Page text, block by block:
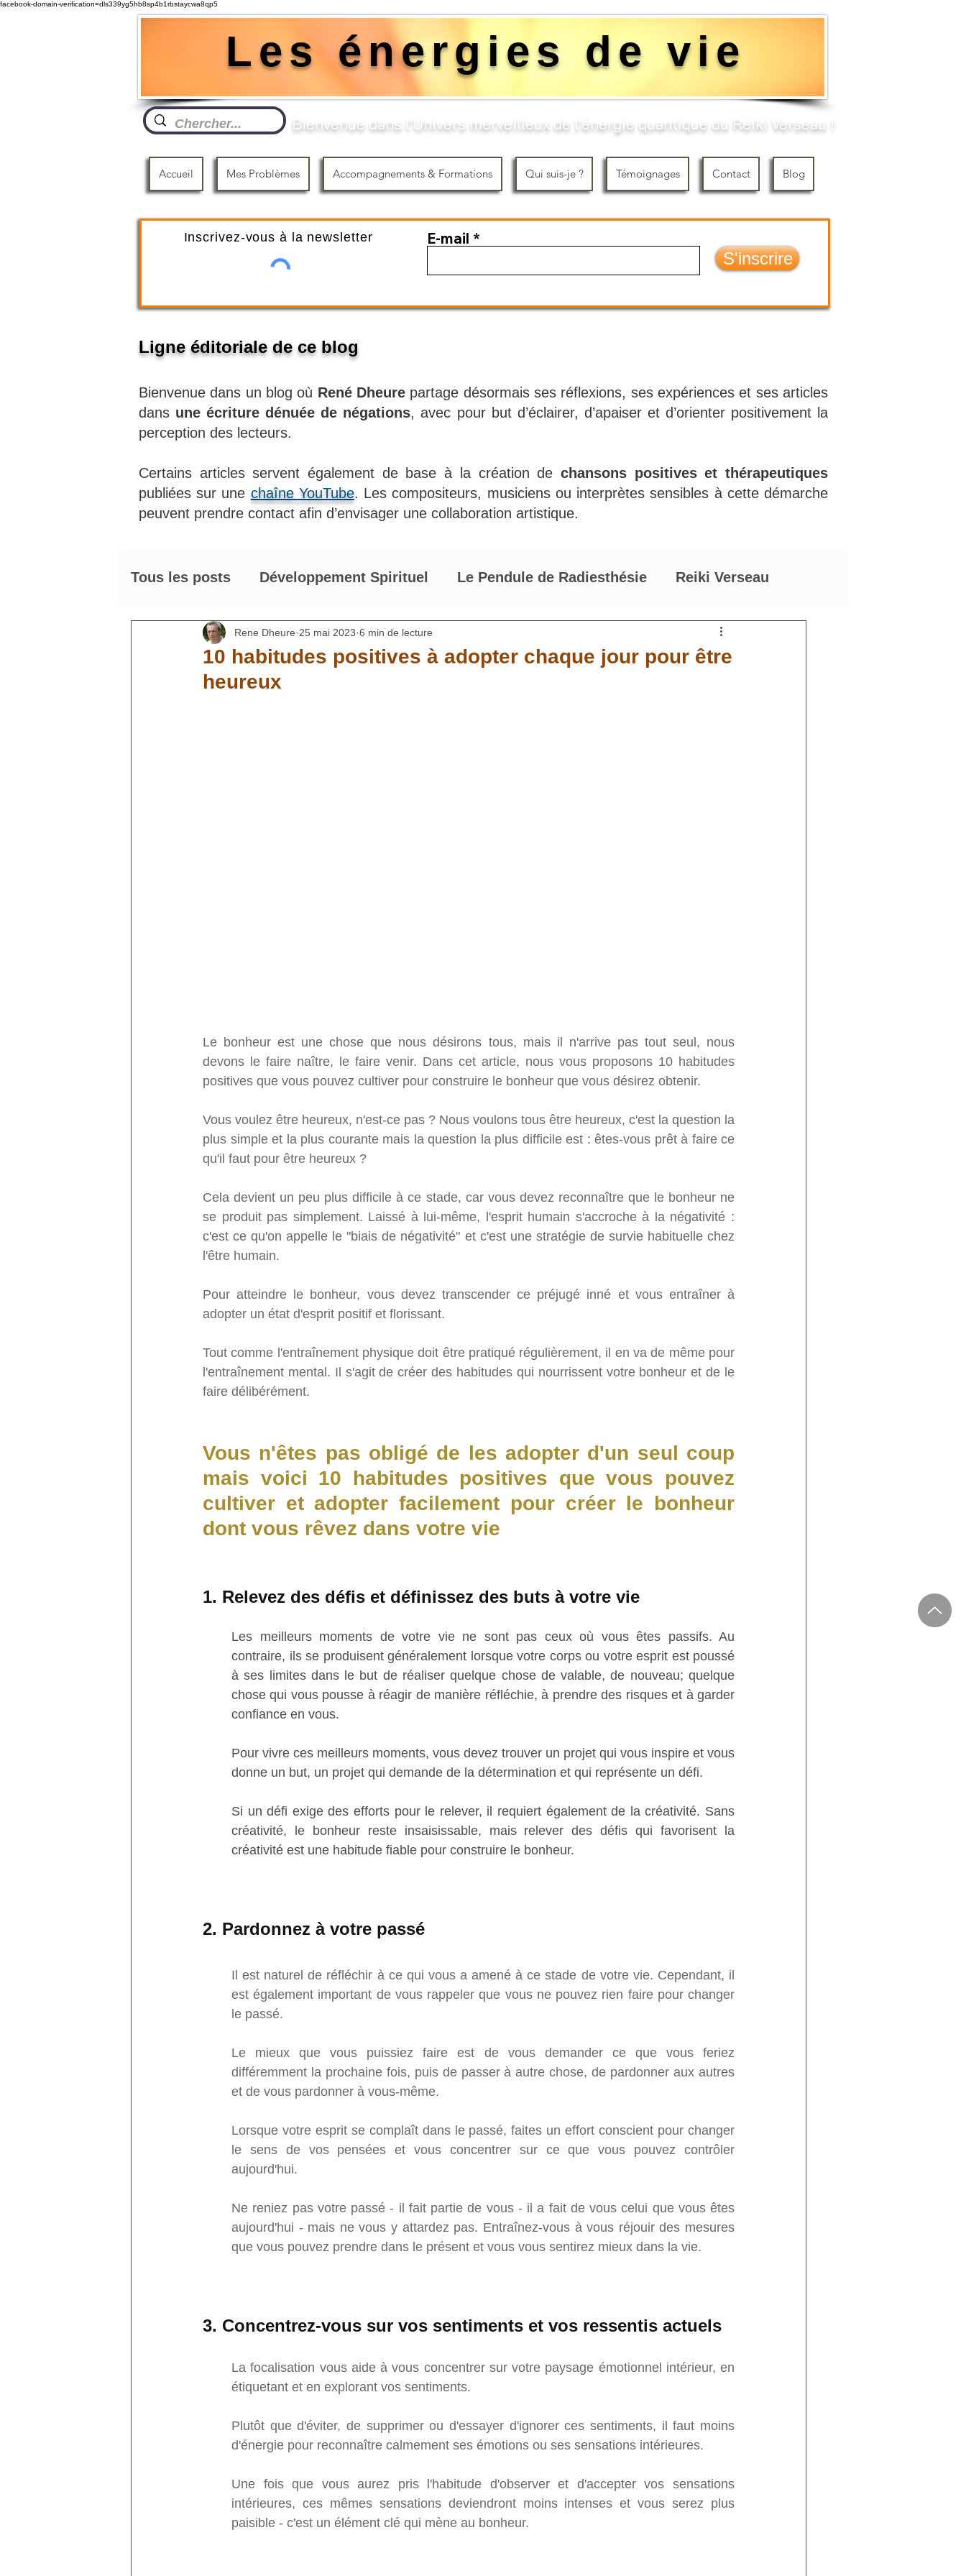
facebook-domain-verification=dls339yg5hb8sp4b1rbstaycwa8qp5
Les énergies de vie
Bienvenue dans l'Univers merveilleux de l'énergie quantique du Reiki Verseau !​
Inscrivez-vous à la newsletter E-mail
S'inscrire
Ligne éditoriale de ce blog
Bienvenue dans un blog où René Dheure partage désormais ses réflexions, ses expériences et ses articles
dans une écriture dénuée de négations, avec pour but d’éclairer, d’apaiser et d’orienter positivement la
perception des lecteurs.
Certains articles servent également de base à la création de chansons positives et thérapeutiques
publiées sur une chaîne YouTube. Les compositeurs, musiciens ou interprètes sensibles à cette démarche
peuvent prendre contact afin d’envisager une collaboration artistique.
Tous les posts Développement Spirituel Le Pendule de Radiesthésie Reiki Verseau
Astuces énergétiques de René Dheure
Gestion du stress et relaxation
10 habitudes positives à adopter chaque jour pour être
heureux
Rene Dheure 25 mai 2023 6 min de lecture
Le bonheur est une chose que nous désirons tous, mais il n'arrive pas tout seul, nous
devons le faire naître, le faire venir. Dans cet article, nous vous proposons 10 habitudes
positives que vous pouvez cultiver pour construire le bonheur que vous désirez obtenir.
Vous voulez être heureux, n'est-ce pas ? Nous voulons tous être heureux, c'est la question la
plus simple et la plus courante mais la question la plus difficile est : êtes-vous prêt à faire ce
qu'il faut pour être heureux ?
Cela devient un peu plus difficile à ce stade, car vous devez reconnaître que le bonheur ne
se produit pas simplement. Laissé à lui-même, l'esprit humain s'accroche à la négativité :
c'est ce qu'on appelle le "biais de négativité" et c'est une stratégie de survie habituelle chez
l'être humain.
Pour atteindre le bonheur, vous devez transcender ce préjugé inné et vous entraîner à
adopter un état d'esprit positif et florissant.
Tout comme l'entraînement physique doit être pratiqué régulièrement, il en va de même pour
l'entraînement mental. Il s'agit de créer des habitudes qui nourrissent votre bonheur et de le
faire délibérément.
Vous n'êtes pas obligé de les adopter d'un seul coup
mais voici 10 habitudes positives que vous pouvez
cultiver et adopter facilement pour créer le bonheur
dont vous rêvez dans votre vie
1. Relevez des défis et définissez des buts à votre vie
Les meilleurs moments de votre vie ne sont pas ceux où vous êtes passifs. Au
contraire, ils se produisent généralement lorsque votre corps ou votre esprit est poussé
à ses limites dans le but de réaliser quelque chose de valable, de nouveau; quelque
chose qui vous pousse à réagir de manière réfléchie, à prendre des risques et à garder
confiance en vous.
Pour vivre ces meilleurs moments, vous devez trouver un projet qui vous inspire et vous
donne un but, un projet qui demande de la détermination et qui représente un défi.
Si un défi exige des efforts pour le relever, il requiert également de la créativité. Sans
créativité, le bonheur reste insaisissable, mais relever des défis qui favorisent la
créativité est une habitude fiable pour construire le bonheur.
2. Pardonnez à votre passé
Il est naturel de réfléchir à ce qui vous a amené à ce stade de votre vie. Cependant, il
est également important de vous rappeler que vous ne pouvez rien faire pour changer
le passé.
Le mieux que vous puissiez faire est de vous demander ce que vous feriez
différemment la prochaine fois, puis de passer à autre chose, de pardonner aux autres
et de vous pardonner à vous-même.
Lorsque votre esprit se complaît dans le passé, faites un effort conscient pour changer
le sens de vos pensées et vous concentrer sur ce que vous pouvez contrôler
aujourd'hui.
Ne reniez pas votre passé - il fait partie de vous - il a fait de vous celui que vous êtes
aujourd'hui - mais ne vous y attardez pas. Entraînez-vous à vous réjouir des mesures
que vous pouvez prendre dans le présent et vous vous sentirez mieux dans la vie.
3. Concentrez-vous sur vos sentiments et vos ressentis actuels
La focalisation vous aide à vous concentrer sur votre paysage émotionnel intérieur, en
étiquetant et en explorant vos sentiments.
Plutôt que d'éviter, de supprimer ou d'essayer d'ignorer ces sentiments, il faut moins
d'énergie pour reconnaître calmement ses émotions ou ses sensations intérieures.
Une fois que vous aurez pris l'habitude d'observer et d'accepter vos sensations
intérieures, ces mêmes sensations deviendront moins intenses et vous serez plus
paisible - c'est un élément clé qui mène au bonheur.
Accueil Mes Problèmes Accompagnements & Formations Qui suis-je ? Témoignages Contact Blog